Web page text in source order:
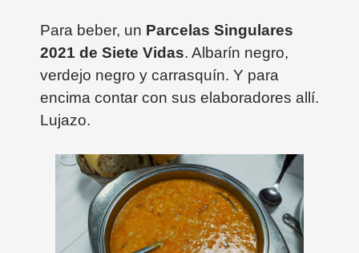
Para beber, un Parcelas Singulares
2021 de Siete Vidas. Albarín negro,
verdejo negro y carrasquín. Y para
encima contar con sus elaboradores allí.
Lujazo.